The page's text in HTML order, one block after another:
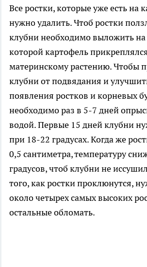
Все ростки, которые уже есть на
нужно удалить. Чтоб ростки
клубни необходимо выложить на
которой картофель
материнскому растению. Чтобы
клубни от подвядания и
появления ростков и корневых
необходимо раз в 5-7 дней
водой. Первые 15 дней клубни
при 18-22 градусах. Когда же
0,5 сантиметра, температуру
градусов, чтоб клубни не
того, как ростки проклюнутся,
около четырех самых высоких
остальные обломать.